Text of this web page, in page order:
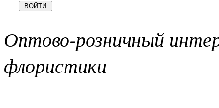
Оптово-розничный
флористики